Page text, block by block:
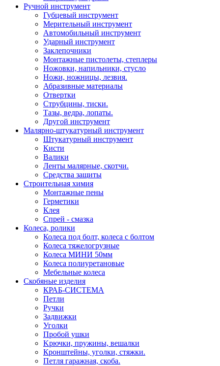
Ручной инструмент
Губцевый инструмент
Мерительный инструмент
Автомобильный инструмент
Ударный инструмент
Заклепочники
Монтажные пистолеты, степлеры
Ножовки, напильники, стусло
Ножи, ножницы, лезвия.
Абразивные материалы
Отвертки
Cтрубцины, тиски.
Тазы, ведра, лопаты.
Другой инструмент
Малярно-штукатурный инструмент
Штукатурный инструмент
Кисти
Валики
Ленты малярные, скотчи.
Средства защиты
Строительная химия
Монтажные пены
Герметики
Клея
Спрей - смазка
Колеса, ролики
Колеса под болт, колеса с болтом
Колеса тяжелогрузные
Колеса МИНИ 50мм
Колеса полиуретановые
Мебельные колеса
Скобяные изделия
КРАБ-СИСТЕМА
Петли
Ручки
Задвижки
Уголки
Пробой ушки
Kрючки, пружины, вешалки
Кронштейны, уголки, стяжки.
Петля гаражная, скоба.